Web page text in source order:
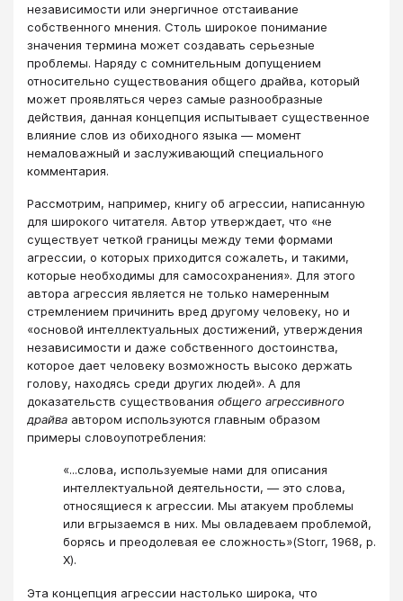
независимости или энергичное отстаивание
собственного мнения. Столь широкое понимание
значения термина может создавать серьезные
проблемы. Наряду с сомнительным допущением
относительно существования общего драйва, который
может проявляться через самые разнообразные
действия, данная концепция испытывает существенное
влияние слов из обиходного языка — момент
немаловажный и заслуживающий специального
комментария.
Рассмотрим, например, книгу об агрессии, написанную
для широкого читателя. Автор утверждает, что «не
существует четкой границы между теми формами
агрессии, о которых приходится сожалеть, и такими,
которые необходимы для самосохранения». Для этого
автора агрессия является не только намеренным
стремлением причинить вред другому человеку, но и
«основой интеллектуальных достижений, утверждения
независимости и даже собственного достоинства,
которое дает человеку возможность высоко держать
голову, находясь среди других людей». А для
доказательств существования общего агрессивного
драйва автором используются главным образом
примеры словоупотребления:
«...слова, используемые нами для описания
интеллектуальной деятельности, — это слова,
относящиеся к агрессии. Мы атакуем проблемы
или вгрызаемся в них. Мы овладеваем проблемой,
борясь и преодолевая ее сложность»(Storr, 1968, p.
X).
Эта концепция агрессии настолько широка, что